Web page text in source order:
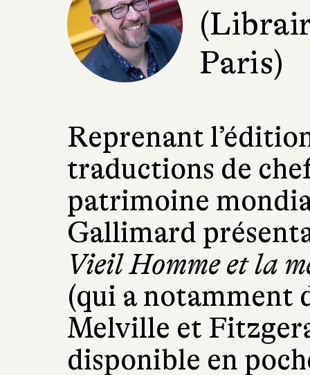
Paris)
Reprenant
traductions de
patrimoine
Gallimard
Vieil Homme et la
(qui a notamment
Melville et
disponible en